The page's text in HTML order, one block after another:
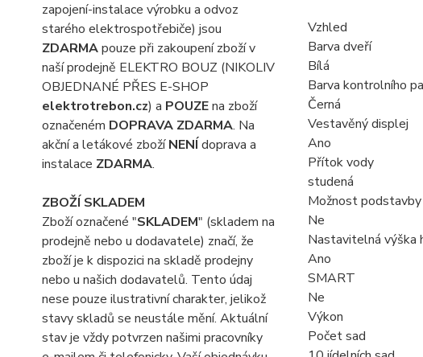
zapojení-instalace výrobku a odvoz
starého elektrospotřebiče) jsou
ZDARMApouze při zakoupení zboží v
naší prodejně ELEKTRO BOUZ (NIKOLIV
OBJEDNANÉ PŘES E-SHOP
elektrotrebon.cz) a POUZEna zboží
označeném DOPRAVA ZDARMA. Na
akční a letákové zbožíNENÍ doprava a
instalace ZDARMA.
ZBOŽÍ SKLADEM
Zboží označené "SKLADEM" (skladem na
prodejně nebo u dodavatele) značí, že
zboží je k dispozici na skladě prodejny
nebo u našich dodavatelů. Tento údaj
nese pouze ilustrativní charakter, jelikož
stavy skladů se neustále mění. Aktuální
stav je vždy potvrzen našimi pracovníky
Vzhled
Barva dveří
Bílá
Barva kontrolního
Černá
Vestavěný displej
Ano
Přítok vody
studená
Možnost podstavby
Ne
Nastavitelná výška
Ano
SMART
Ne
Výkon
Počet sad